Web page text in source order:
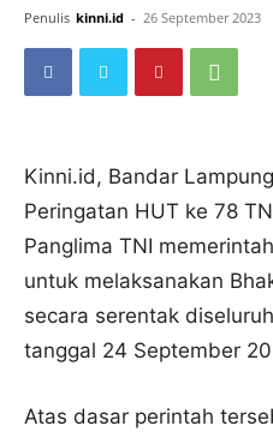
Penulis kinni.id - 26 September 2023
Kinni.id, Bandar
Peringatan HUT ke 78
Panglima TNI
untuk melaksanakan
secara serentak
tanggal 24 September
Atas dasar perintah